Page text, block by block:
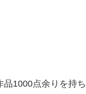
1000点余りを持ち